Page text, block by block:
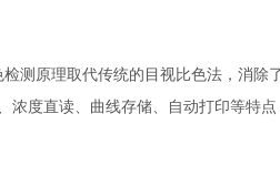
测原理取代传统的目视比色法，消除
浓度直读、曲线存储、自动打印等特